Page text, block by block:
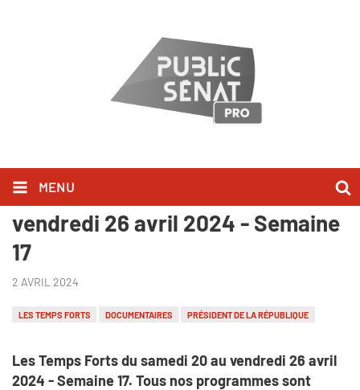
MENU
Les Temps Forts du samedi 20 au
vendredi 26 avril 2024 - Semaine
17
2 AVRIL 2024
LES TEMPS FORTS DOCUMENTAIRES PRÉSIDENT DE LA RÉPUBLIQUE
Les Temps Forts du samedi 20 au vendredi 26 avril
2024 - Semaine 17. Tous nos programmes sont